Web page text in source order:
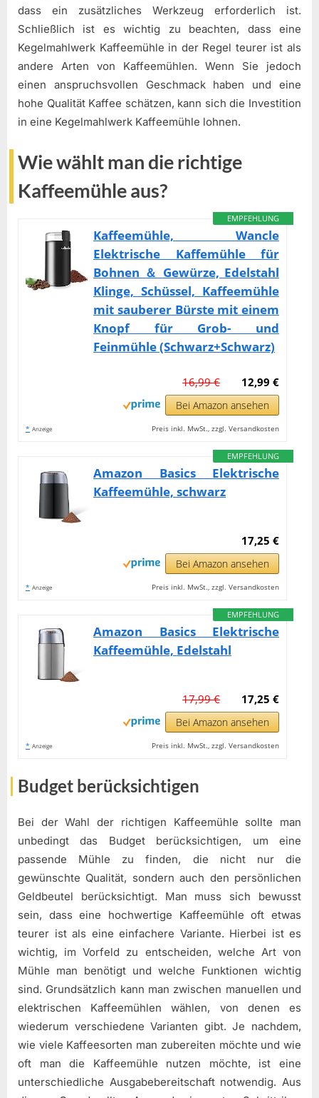
dass ein zusätzliches Werkzeug erforderlich ist.
Schließlich ist es wichtig zu beachten, dass eine
Kegelmahlwerk Kaffeemühle in der Regel teurer ist als
andere Arten von Kaffeemühlen. Wenn Sie jedoch
einen anspruchsvollen Geschmack haben und eine
hohe Qualität Kaffee schätzen, kann sich die Investition
in eine Kegelmahlwerk Kaffeemühle lohnen.
Wie wählt man die richtige
Kaffeemühle aus?
EMPFEHLUNG
Kaffeemühle, Wancle
Elektrische Kaffemühle für
Bohnen ＆ Gewürze, Edelstahl
Klinge, Schüssel, Kaffeemühle
mit sauberer Bürste mit einem
Knopf für Grob- und
Feinmühle (Schwarz+Schwarz)
12,99 €
16,99 €
Bei Amazon ansehen
* Anzeige Preis inkl. MwSt., zzgl. Versandkosten
EMPFEHLUNG
Amazon Basics Elektrische
Kaffeemühle, schwarz
17,25 €
Bei Amazon ansehen
* Anzeige Preis inkl. MwSt., zzgl. Versandkosten
EMPFEHLUNG
Amazon Basics Elektrische
Kaffeemühle, Edelstahl
17,25 €
17,99 €
Bei Amazon ansehen
* Anzeige Preis inkl. MwSt., zzgl. Versandkosten
Budget berücksichtigen
Bei der Wahl der richtigen Kaffeemühle sollte man
unbedingt das Budget berücksichtigen, um eine
passende Mühle zu finden, die nicht nur die
gewünschte Qualität, sondern auch den persönlichen
Geldbeutel berücksichtigt. Man muss sich bewusst
sein, dass eine hochwertige Kaffeemühle oft etwas
teurer ist als eine einfachere Variante. Hierbei ist es
wichtig, im Vorfeld zu entscheiden, welche Art von
Mühle man benötigt und welche Funktionen wichtig
sind. Grundsätzlich kann man zwischen manuellen und
elektrischen Kaffeemühlen wählen, von denen es
wiederum verschiedene Varianten gibt. Je nachdem,
wie viele Kaffeesorten man zubereiten möchte und wie
oft man die Kaffeemühle nutzen möchte, ist eine
unterschiedliche Ausgabebereitschaft notwendig. Aus